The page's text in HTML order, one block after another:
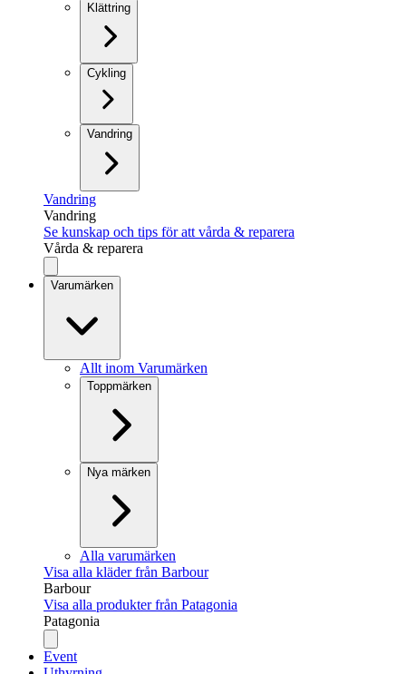
Klättring
Cykling
Vandring
Vandring
Vandring
Se kunskap och tips för att vårda & reparera
Vårda & reparera
Varumärken
Allt inom Varumärken
Toppmärken
Nya märken
Alla varumärken
Visa alla kläder från Barbour
Barbour
Visa alla produkter från Patagonia
Patagonia
Event